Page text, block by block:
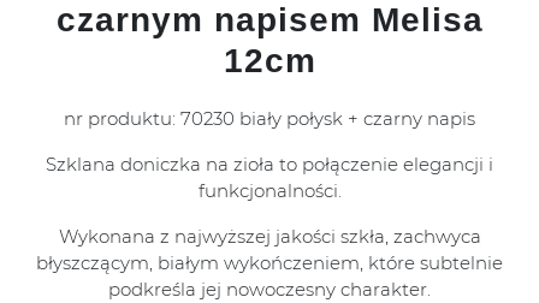
czarnym napisem Melisa
12cm
nr produktu: 70230 biały połysk + czarny napis
Szklana doniczka na zioła to połączenie elegancji i
funkcjonalności.
Wykonana z najwyższej jakości szkła, zachwyca
błyszczącym, białym wykończeniem, które subtelnie
podkreśla jej nowoczesny charakter.